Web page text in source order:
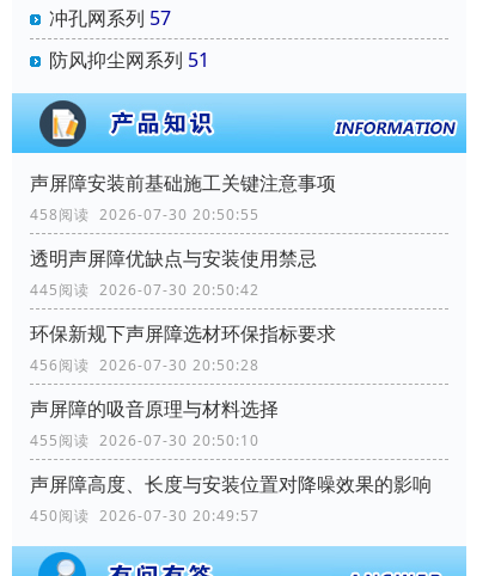
冲孔网系列 57
防风抑尘网系列 51
声屏障安装前基础施工关键注意事项
458阅读 2026-07-30 20:50:55
透明声屏障优缺点与安装使用禁忌
445阅读 2026-07-30 20:50:42
环保新规下声屏障选材环保指标要求
456阅读 2026-07-30 20:50:28
声屏障的吸音原理与材料选择
455阅读 2026-07-30 20:50:10
声屏障高度、长度与安装位置对降噪效果的影响
450阅读 2026-07-30 20:49:57